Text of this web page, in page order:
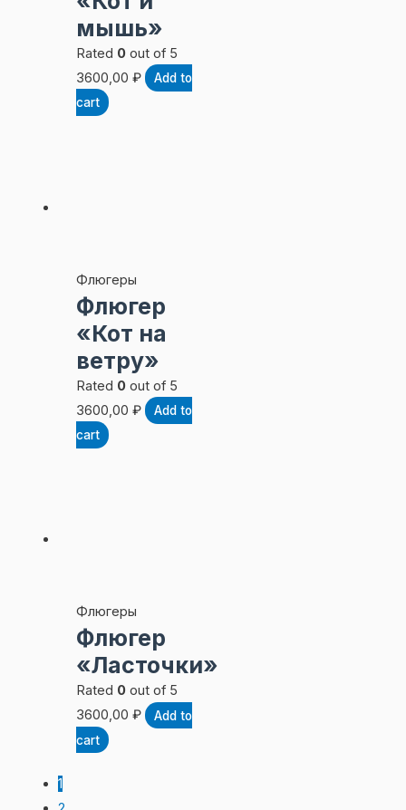
мышь»
Rated 0out of 5
3600,00 ₽
Add to
cart
Флюгеры
Флюгер
«Кот на
ветру»
Rated 0out of 5
3600,00 ₽
Add to
cart
Флюгеры
Флюгер
«Ласточки»
Rated 0out of 5
3600,00 ₽
Add to
cart
1